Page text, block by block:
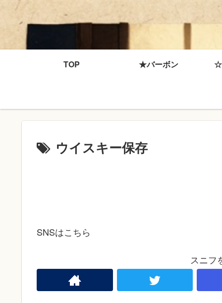
TOP ★バーボン ☆
ウイスキー保存
SNSはこちら
スニフ